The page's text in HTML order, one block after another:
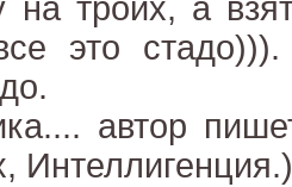
на троих, а
это
автор
Интеллигенция.)